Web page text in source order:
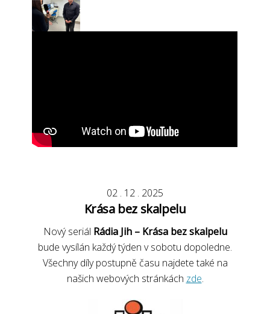
02 . 12 . 2025
Krása bez skalpelu
Nový seriál Rádia Jih – Krása bez skalpelu
bude vysílán každý týden v sobotu dopoledne.
Všechny díly postupně času najdete také na
našich webových stránkách zde.